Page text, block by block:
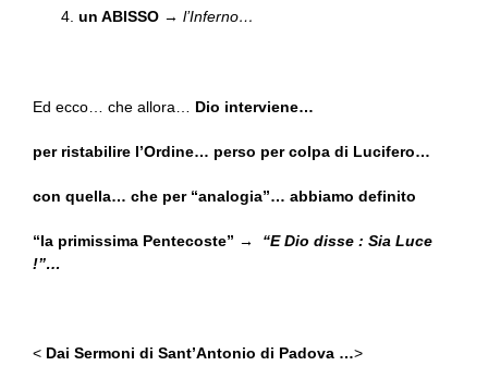
un ABISSO → l’Inferno…
Ed ecco… che allora… Dio interviene…
per ristabilire l’Ordine… perso per colpa di Lucifero…
con quella… che per “analogia”… abbiamo definito
“la primissima Pentecoste” → “E Dio disse : Sia Luce
!”…
< Dai Sermoni di Sant’Antonio di Padova …>